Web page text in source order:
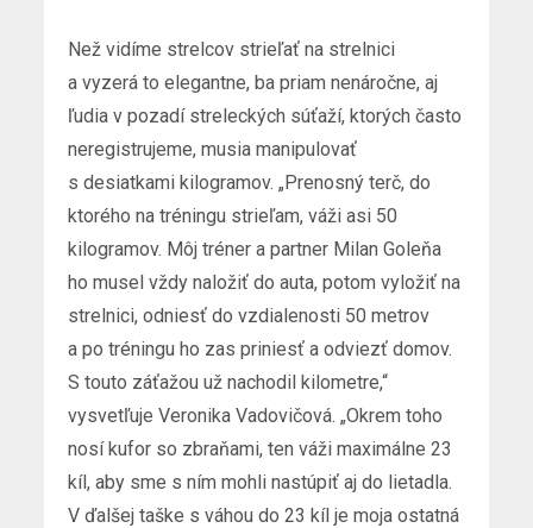
Než vidíme strelcov strieľať na strelnici
a vyzerá to elegantne, ba priam nenáročne, aj
ľudia v pozadí streleckých súťaží, ktorých často
neregistrujeme, musia manipulovať
s desiatkami kilogramov. „Prenosný terč, do
ktorého na tréningu strieľam, váži asi 50
kilogramov. Môj tréner a partner Milan Goleňa
ho musel vždy naložiť do auta, potom vyložiť na
strelnici, odniesť do vzdialenosti 50 metrov
a po tréningu ho zas priniesť a odviezť domov.
S touto záťažou už nachodil kilometre,“
vysvetľuje Veronika Vadovičová. „Okrem toho
nosí kufor so zbraňami, ten váži maximálne 23
kíl, aby sme s ním mohli nastúpiť aj do lietadla.
V ďalšej taške s váhou do 23 kíl je moja ostatná